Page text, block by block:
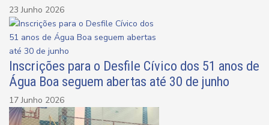
23 Junho 2026
Inscrições para o Desfile Cívico dos 51 anos de
Água Boa seguem abertas até 30 de junho
17 Junho 2026